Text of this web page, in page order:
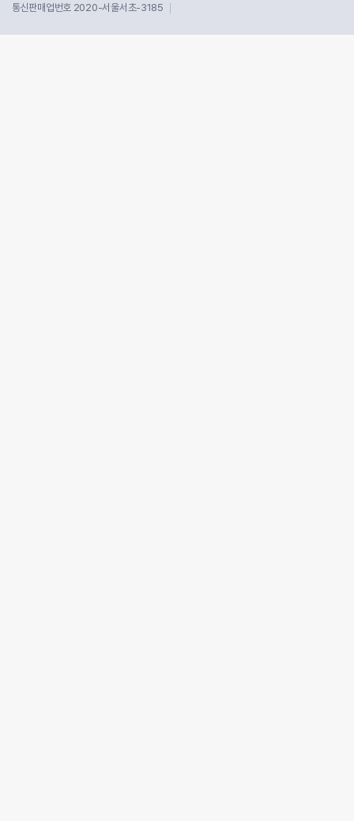
통신판매업번호 2020-서울서초-3185